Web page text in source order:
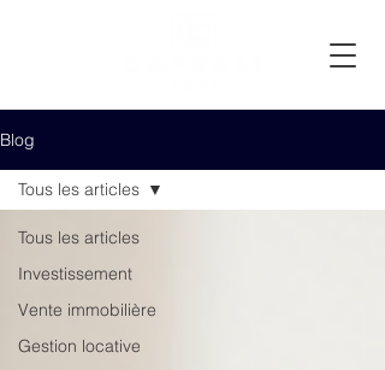
Blog
Tous les articles
Investissement
Vente immobilière
Gestion locative
Tous les articles